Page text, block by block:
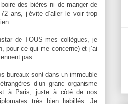
des bières ni de manger de
ans, j’évite d’aller le voir trop
de TOUS mes collègues, je
pour ce qui me concerne) et j’ai
pas.
bureaux sont dans un immeuble
d’un grand organisme
à Paris, juste à côté de nos
très bien habillés. Je